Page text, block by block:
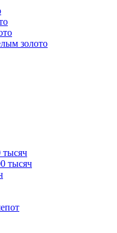
золото
тысяч
тысяч